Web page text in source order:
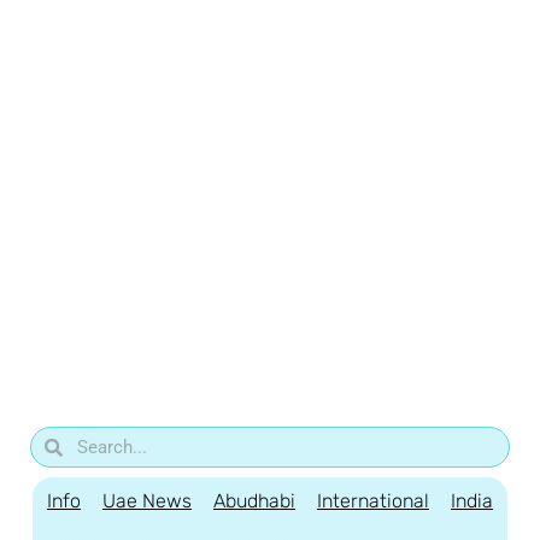
Info Uae News Abudhabi International India